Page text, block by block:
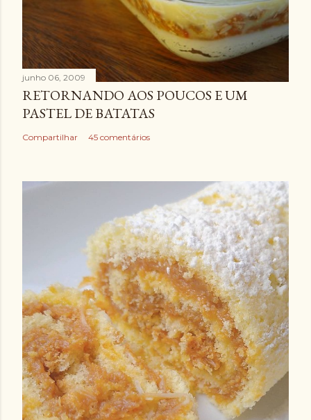
junho 06, 2009
RETORNANDO AOS POUCOS E UM
PASTEL DE BATATAS
Compartilhar 45 comentários